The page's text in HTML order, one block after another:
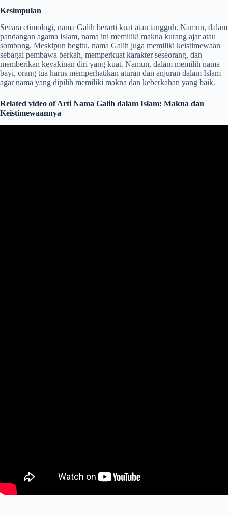
Kesimpulan
Secara etimologi, nama Galih berarti kuat atau tangguh. Namun, dalam
pandangan agama Islam, nama ini memiliki makna kurang ajar atau
sombong. Meskipun begitu, nama Galih juga memiliki keistimewaan
sebagai pembawa berkah, memperkuat karakter seseorang, dan
memberikan keyakinan diri yang kuat. Namun, dalam memilih nama
bayi, orang tua harus memperhatikan aturan dan anjuran dalam Islam
agar nama yang dipilih memiliki makna dan keberkahan yang baik.
Related video of Arti Nama Galih dalam Islam: Makna dan
Keistimewaannya